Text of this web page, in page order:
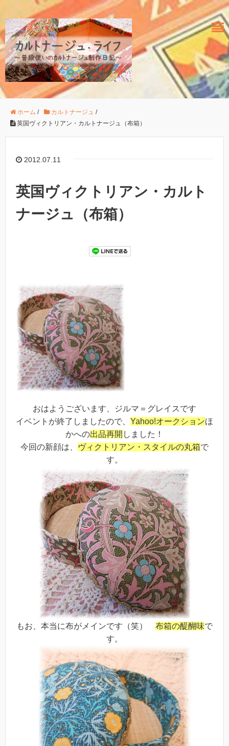
ホーム / カルトナージュ /
英国ヴィクトリアン・カルトナージュ（布箱）
2012.07.11
英国ヴィクトリアン・カルト
ナージュ（布箱）
おはようございます、ジルマ＝グレイスです
イベントが終了しましたので、 Yahoo!オークションほ
かへの出品再開 しました！
今回の新顔は、
ヴィクトリアン・スタイルの丸箱で
す。
もお、本当に布がメインです（笑） 布箱の醍醐味で
す。